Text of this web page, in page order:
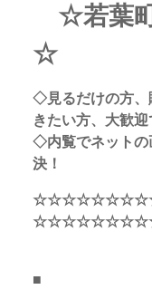
☆若葉町
☆
◇見るだけの方、
きたい方、大歓迎
◇内覧でネットの
決！
■おしゃ
■